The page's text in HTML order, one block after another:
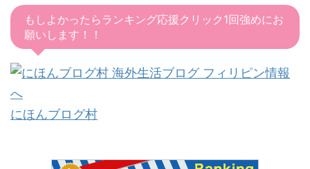
もしよかったらランキング応援クリック1回強めにお
願いします！！
にほんブログ村